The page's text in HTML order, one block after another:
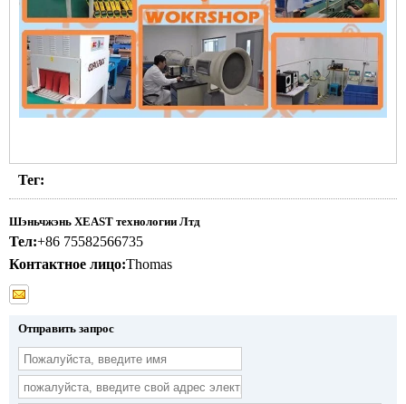
Тег:
Шэньчжэнь XEAST технологии Лтд
Тел:+86 75582566735
Контактное лицо:Thomas
Отправить запрос